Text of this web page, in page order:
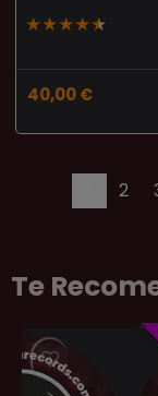
★★★★★
40,00€
2
Te